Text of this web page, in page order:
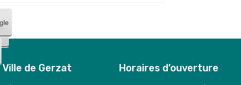
Ville de Gerzat Horaires d’ouverture